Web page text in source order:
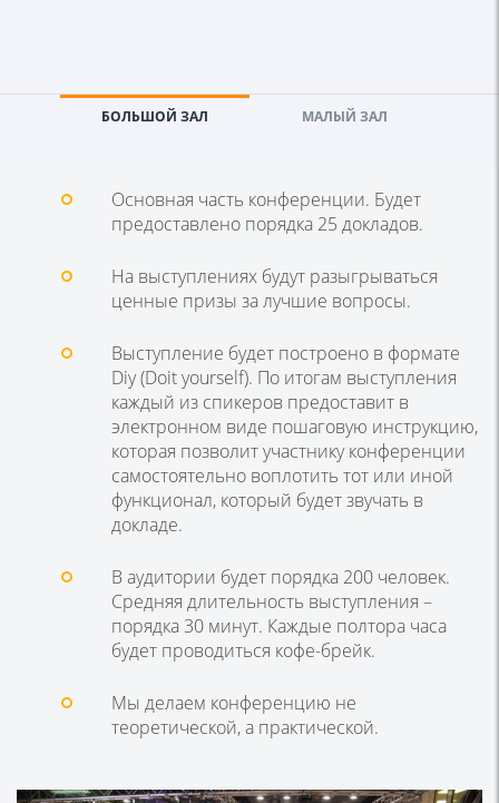
БОЛЬШОЙ ЗАЛ МАЛЫЙ ЗАЛ
Основная часть конференции. Будет
предоставлено порядка 25 докладов.
На выступлениях будут разыгрываться
ценные призы за лучшие вопросы.
Выступление будет построено в формате
Diy (Doit yourself). По итогам выступления
каждый из спикеров предоставит в
электронном виде пошаговую инструкцию,
которая позволит участнику конференции
самостоятельно воплотить тот или иной
функционал, который будет звучать в
докладе.
В аудитории будет порядка 200 человек.
Средняя длительность выступления –
порядка 30 минут. Каждые полтора часа
будет проводиться кофе-брейк.
Мы делаем конференцию не
теоретической, а практической.